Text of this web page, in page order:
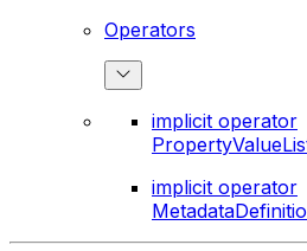
Operators
implicit operator
implicit operator